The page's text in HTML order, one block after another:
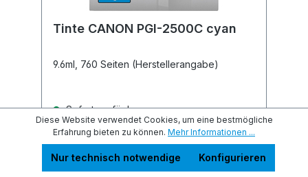
Tinte CANON PGI-2500C cyan
9.6ml, 760 Seiten (Herstellerangabe)
Sofort verfügbar
16,98 €
Diese Website verwendet Cookies, um eine bestmögliche
Erfahrung bieten zu können. Mehr Informationen ...
Nur technisch notwendige Konfigurieren